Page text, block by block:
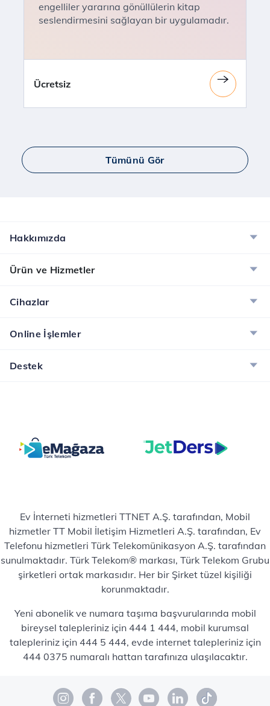
engelliler yararına gönüllülerin kitap
seslendirmesini sağlayan bir uygulamadır.
Ücretsiz
Tümünü Gör
Hakkımızda
Ürün ve Hizmetler
Cihazlar
Online İşlemler
Destek
Ev İnterneti hizmetleri TTNET A.Ş. tarafından, Mobil
hizmetler TT Mobil İletişim Hizmetleri A.Ş. tarafından, Ev
Telefonu hizmetleri Türk Telekomünikasyon A.Ş. tarafından
sunulmaktadır. Türk Telekom® markası, Türk Telekom Grubu
şirketleri ortak markasıdır. Her bir Şirket tüzel kişiliği
korunmaktadır.
Yeni abonelik ve numara taşıma başvurularında mobil
bireysel talepleriniz için 444 1 444, mobil kurumsal
talepleriniz için 444 5 444, evde internet talepleriniz için
444 0375 numaralı hattan tarafınıza ulaşılacaktır.